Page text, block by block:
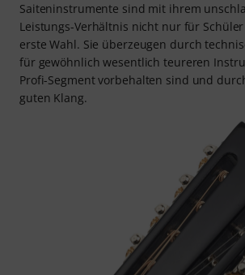
Saiteninstrumente sind mit ihrem
Leistungs-Verhältnis nicht nur für
erste Wahl. Sie überzeugen durch
für gewöhnlich wesentlich teureren
Profi-Segment vorbehalten sind und
guten Klang.